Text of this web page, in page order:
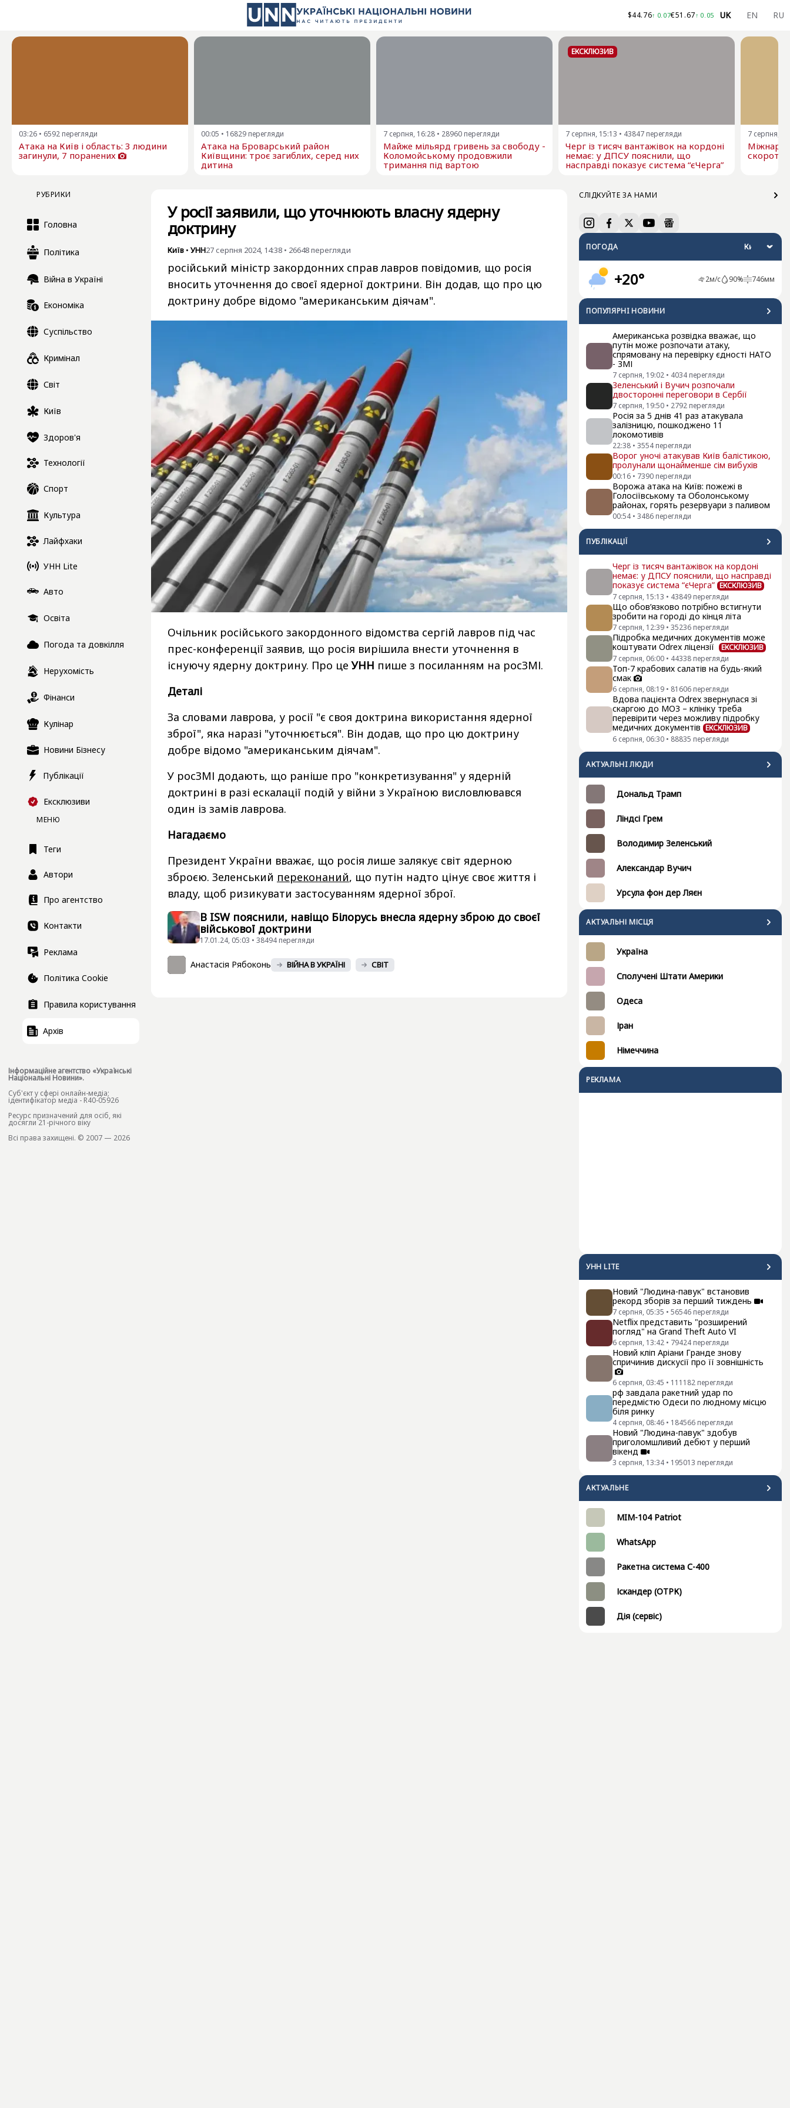
$44.76↑ 0.07€51.67↑ 0.05 UK EN RU
03:26 • 6592 перегляди
Атака на Київ і область: 3 людини
загинули, 7 поранених
00:05 • 16829 перегляди
Атака на Броварський район
Київщини: троє загиблих, серед них
дитина
7 серпня, 16:28 • 28960 перегляди
Майже мільярд гривень за свободу -
Коломойському продовжили
тримання під вартою
ЕКСКЛЮЗИВ
7 серпня, 15:13 • 43847 перегляди
Черг із тисяч вантажівок на кордоні
немає: у ДПСУ пояснили, що
насправді показує система “єЧерга”
7 серпня,
РУБРИКИ
Головна
Політика
Війна в Україні
Економіка
Суспільство
Кримінал
Світ
Київ
Здоров'я
Технології
Спорт
Культура
Лайфхаки
УНН Lite
Авто
Освіта
Погода та довкілля
Нерухомість
Фінанси
Кулінар
Новини Бізнесу
Публікації
Ексклюзиви
МЕНЮ
Теги
Автори
Про агентство
Контакти
Реклама
Політика Cookie
Правила користування
Архів
Інформаційне агентство «Українські
Національні Новини».
Cуб'єкт у сфері онлайн-медіа;
ідентифікатор медіа - R40-05926
Ресурс призначений для осіб, які
досягли 21-річного віку
Всі права захищені. © 2007 — 2026
СЛІДКУЙТЕ ЗА НАМИ
ПОГОДА
+20° 2м/с 90% 746мм
ПОПУЛЯРНI НОВИНИ
Американська розвідка вважає, що
путін може розпочати атаку,
спрямовану на перевірку єдності НАТО
- ЗМІ
7 серпня, 19:02 • 4034 перегляди
Зеленський і Вучич розпочали
двосторонні переговори в Сербії
7 серпня, 19:50 • 2792 перегляди
Росія за 5 днів 41 раз атакувала
залізницю, пошкоджено 11
локомотивів
22:38 • 3554 перегляди
Ворог уночі атакував Київ балістикою,
пролунали щонайменше сім вибухів
00:16 • 7390 перегляди
Ворожа атака на Київ: пожежі в
Голосіївському та Оболонському
районах, горять резервуари з паливом
00:54 • 3486 перегляди
ПУБЛІКАЦІЇ
Черг із тисяч вантажівок на кордоні
немає: у ДПСУ пояснили, що насправді
показує система “єЧерга” ЕКСКЛЮЗИВ
7 серпня, 15:13 • 43849 перегляди
Що обов’язково потрібно встигнути
зробити на городі до кінця літа
7 серпня, 12:39 • 35236 перегляди
Підробка медичних документів може
коштувати Odrex ліцензії
ЕКСКЛЮЗИВ
7 серпня, 06:00 • 44338 перегляди
Топ-7 крабових салатів на будь-який
смак
6 серпня, 08:19 • 81606 перегляди
Вдова пацієнта Odrex звернулася зі
скаргою до МОЗ – клініку треба
перевірити через можливу підробку
медичних документів ЕКСКЛЮЗИВ
6 серпня, 06:30 • 88835 перегляди
АКТУАЛЬНI ЛЮДИ
Дональд Трамп
Ліндсі Грем
Володимир Зеленський
Александар Вучич
Урсула фон дер Ляєн
АКТУАЛЬНІ МІСЦЯ
Україна
Сполучені Штати Америки
Одеса
Іран
Німеччина
РЕКЛАМА
УНН LITE
Новий "Людина-павук" встановив
рекорд зборів за перший тиждень
7 серпня, 05:35 • 56546 перегляди
Netflix представить "розширений
погляд" на Grand Theft Auto VI
6 серпня, 13:42 • 79424 перегляди
Новий кліп Аріани Гранде знову
спричинив дискусії про її зовнішність
6 серпня, 03:45 • 111182 перегляди
рф завдала ракетний удар по
передмістю Одеси по людному місцю
біля ринку
4 серпня, 08:46 • 184566 перегляди
Новий "Людина-павук" здобув
приголомшливий дебют у перший
вікенд
3 серпня, 13:34 • 195013 перегляди
АКТУАЛЬНЕ
MIM-104 Patriot
WhatsApp
Ракетна система С-400
Іскандер (ОТРК)
Дія (сервіс)
У росії заявили, що уточнюють власну ядерну
доктрину
Київ • УНН27 серпня 2024, 14:38 • 26648перегляди
російський міністр закордонних справ лавров повідомив, що росія
вносить уточнення до своєї ядерної доктрини. Він додав, що про цю
доктрину добре відомо "американським діячам".
Очільник російського закордонного відомства сергій лавров під час
прес-конференції заявив, що росія вирішила внести уточнення в
існуючу ядерну доктрину. Про цеУНН пише з посиланням на росЗМІ.
Деталі
За словами лаврова, у росії "є своя доктрина використання ядерної
зброї", яка наразі "уточнюється". Він додав, що про цю доктрину
добре відомо "американським діячам".
У росЗМІ додають, що раніше про "конкретизування" у ядерній
доктрині в разі ескалації подій у війни з Україною висловлювався
один із замів лаврова.
Нагадаємо
Президент України вважає, що росія лише залякує світ ядерною
зброєю. Зеленський переконаний, що путін надто цінує своє життя і
владу, щоб ризикувати застосуванням ядерної зброї.
В ISW пояснили, навіщо Білорусь внесла ядерну зброю до своєї
військової доктрини
17.01.24, 05:03 • 38494 перегляди
Анастасія Рябоконь ВІЙНА В УКРАЇНІ СВІТ